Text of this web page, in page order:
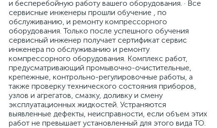
и бесперебойную работу вашего оборудования. · Все
сервисные инженеры прошли обучение , по
обслуживанию, и ремонту компрессорного
оборудования. Только после успешного обучения
сервисный инженер получает сертификат сервис
инженера по обслуживанию и ремонту
компрессорного оборудования. Комплекс работ,
предусматривающий промывочно-очистительные,
крепежные, контрольно-регулировочные работы, а
также проверку технического состояния приборов,
узлов и агрегатов, смазку, доливку и смену
эксплуатационных жидкостей. Устраняются
выявленные дефекты, неисправности, если объем этих
работ не превышает установленный для этого вида ТО.